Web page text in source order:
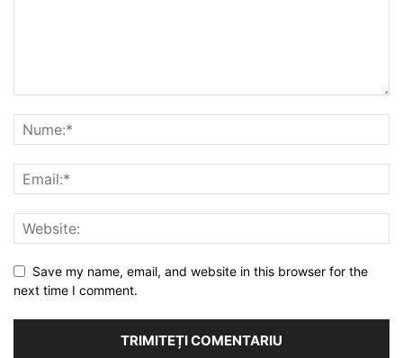
Save my name, email, and website in this browser for the
next time I comment.